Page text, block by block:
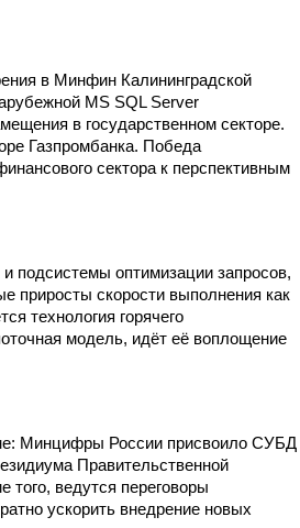
в Минфин Калининградской
MS SQL Server
в государственном секторе.
Газпромбанка. Победа
сектора к перспективным
подсистемы оптимизации запросов,
приросты скорости выполнения как
технология горячего
модель, идёт её воплощение
Минцифры России присвоило СУБД
Правительственной
того, ведутся переговоры
ускорить внедрение новых